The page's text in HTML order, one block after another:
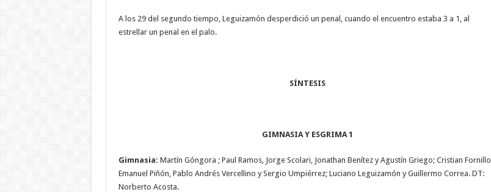
A los 29 del segundo tiempo, Leguizamón desperdició un penal, cuando el encuentro estaba 3 a 1, al
estrellar un penal en el palo.
SÍNTESIS
GIMNASIA Y ESGRIMA 1
Gimnasia: Martín Góngora ; Paul Ramos, Jorge Scolari, Jonathan Benítez y Agustín Griego; Cristian Fornillo,
Emanuel Piñón, Pablo Andrés Vercellino y Sergio Umpiérrez; Luciano Leguizamón y Guillermo Correa. DT:
Norberto Acosta.